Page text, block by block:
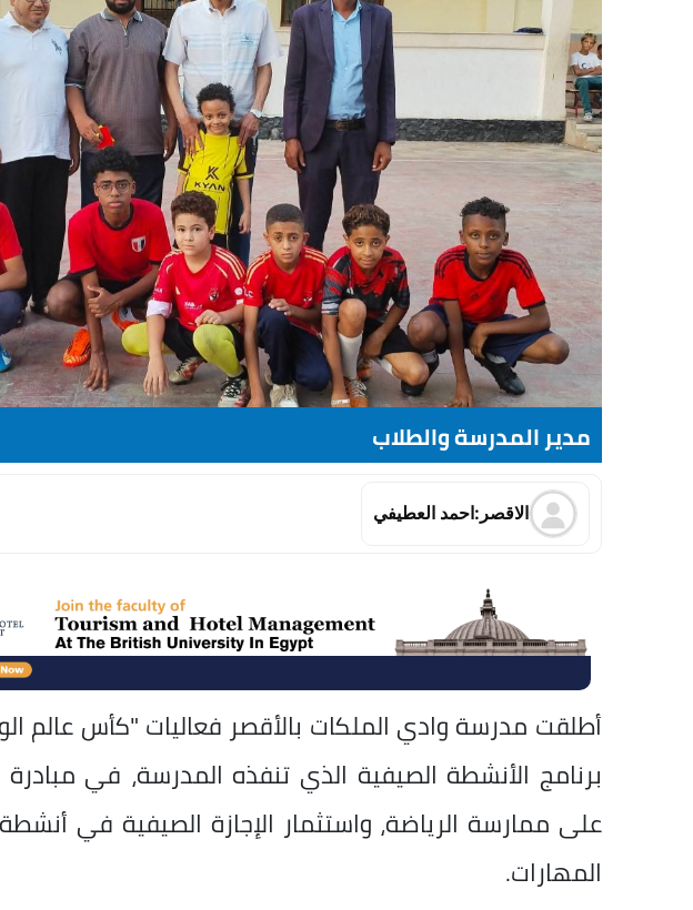
مدير المدرسة والطلاب
الاقصر:احمد العطيفي
برنامج الأنشطة الصيفية الذي تنفذه المدرسة، في
على ممارسة الرياضة، واستثمار الإجازة الصيفية في
المهارات.